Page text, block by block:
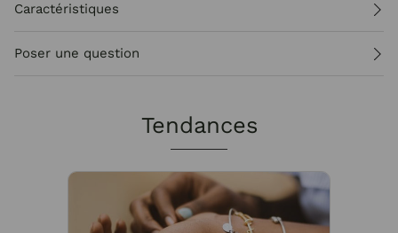
Caractéristiques
Poser une question
Tendances